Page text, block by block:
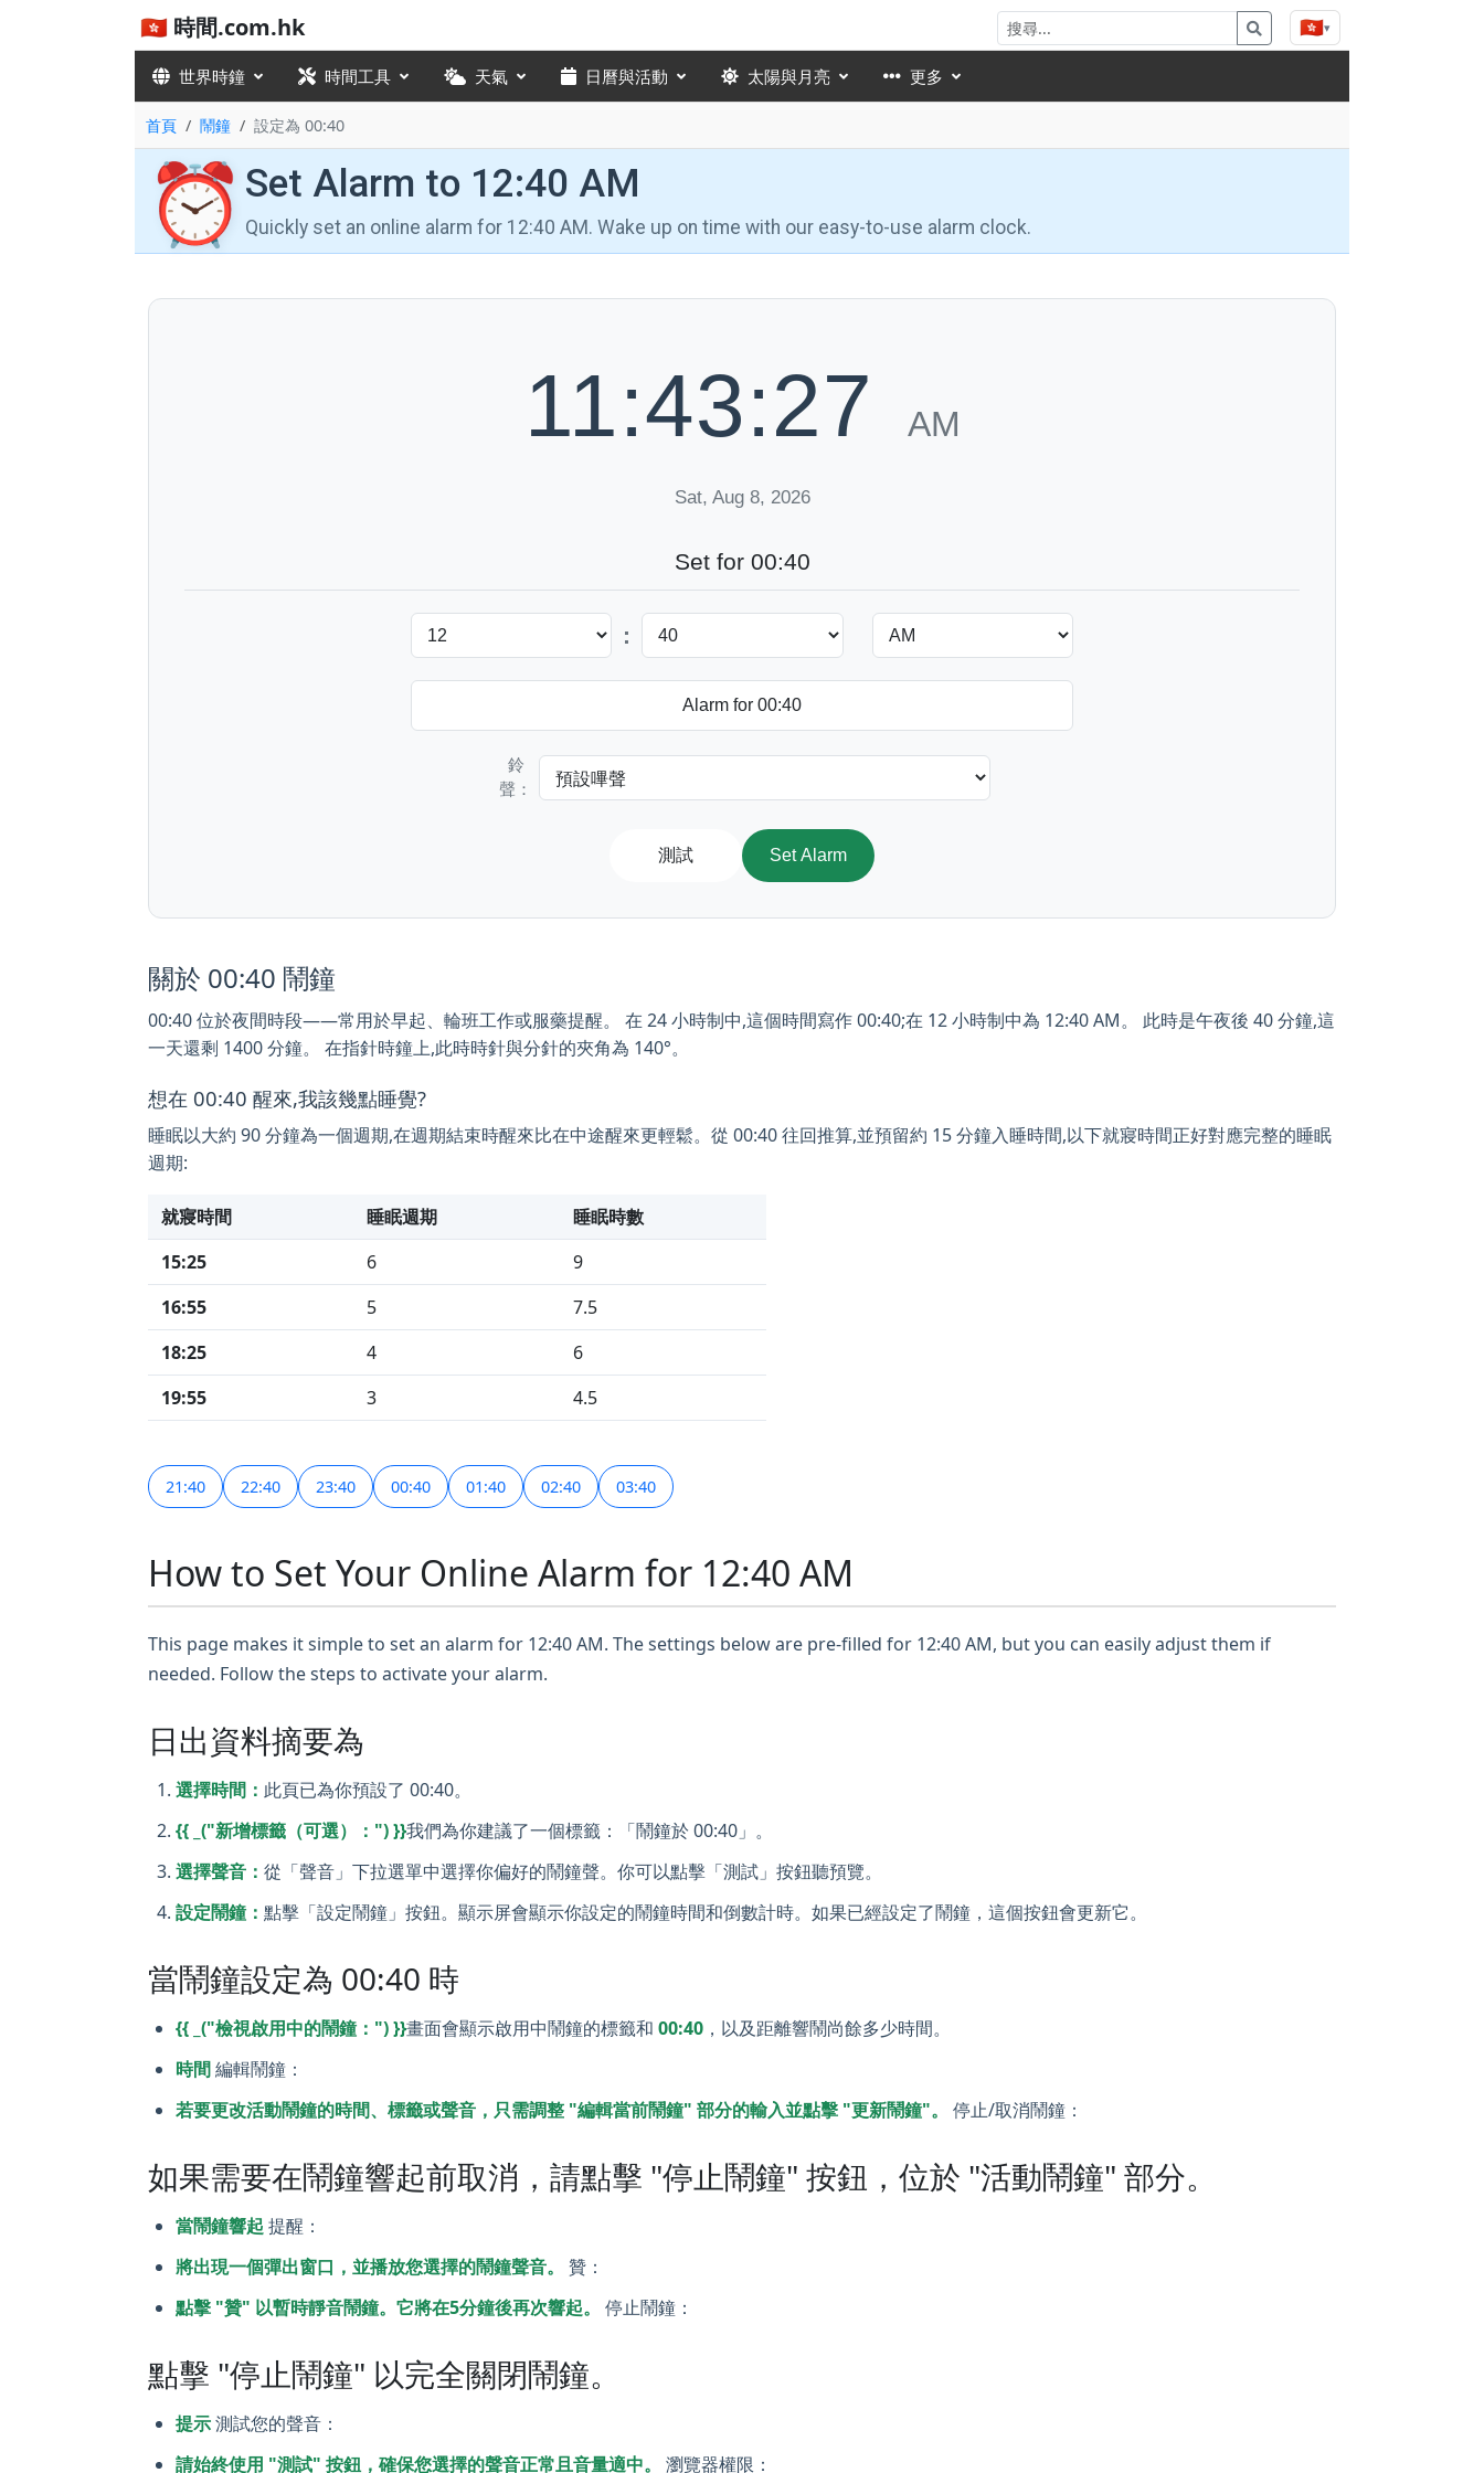
🇭🇰 時間.com.hk 🇭🇰▾
世界時鐘 時間工具 天氣 日曆與活動 太陽與月亮 更多
首頁 鬧鐘 設定為 00:40
⏰ Set Alarm to 12:40 AM
Quickly set an online alarm for 12:40 AM. Wake up on time with our easy-to-use alarm clock.
11:43:28 AM
Sat, Aug 8, 2026
Set for 00:40
:
鈴
聲：
測試 Set Alarm
關於 00:40 鬧鐘
00:40 位於夜間時段——常用於早起、輪班工作或服藥提醒。 在 24 小時制中,這個時間寫作 00:40;在 12 小時制中為 12:40 AM。 此時是午夜後 40 分鐘,這
一天還剩 1400 分鐘。 在指針時鐘上,此時時針與分針的夾角為 140°。
想在 00:40 醒來,我該幾點睡覺?
睡眠以大約 90 分鐘為一個週期,在週期結束時醒來比在中途醒來更輕鬆。從 00:40 往回推算,並預留約 15 分鐘入睡時間,以下就寢時間正好對應完整的睡眠
週期:
就寢時間 睡眠週期
睡眠時數
15:25
6
9
16:55
5
7.5
18:25
4
6
19:55
3 4.5
21:40 22:40 23:40 00:40 01:40 02:40 03:40
How to Set Your Online Alarm for 12:40 AM
This page makes it simple to set an alarm for 12:40 AM. The settings below are pre-filled for 12:40 AM, but you can easily adjust them if
needed. Follow the steps to activate your alarm.
日出資料摘要為
選擇時間： 此頁已為你預設了 00:40。
{{ _("新增標籤（可選）：") }}我們為你建議了一個標籤：「鬧鐘於 00:40」。
選擇聲音： 從「聲音」下拉選單中選擇你偏好的鬧鐘聲。你可以點擊「測試」按鈕聽預覽。
設定鬧鐘： 點擊「設定鬧鐘」按鈕。顯示屏會顯示你設定的鬧鐘時間和倒數計時。如果已經設定了鬧鐘，這個按鈕會更新它。
當鬧鐘設定為 00:40 時
{{ _("檢視啟用中的鬧鐘：") }}畫面會顯示啟用中鬧鐘的標籤和 00:40 ，以及距離響鬧尚餘多少時間。
時間編輯鬧鐘：
若要更改活動鬧鐘的時間、標籤或聲音，只需調整 "編輯當前鬧鐘" 部分的輸入並點擊 "更新鬧鐘"。
停止/取消鬧鐘：
如果需要在鬧鐘響起前取消，請點擊 "停止鬧鐘" 按鈕，位於 "活動鬧鐘" 部分。
當鬧鐘響起 提醒：
將出現一個彈出窗口，並播放您選擇的鬧鐘聲音。
贊：
點擊 "贊" 以暫時靜音鬧鐘。它將在5分鐘後再次響起。
停止鬧鐘：
點擊 "停止鬧鐘" 以完全關閉鬧鐘。
提示測試您的聲音：
請始終使用 "測試" 按鈕，確保您選擇的聲音正常且音量適中。
瀏覽器權限：